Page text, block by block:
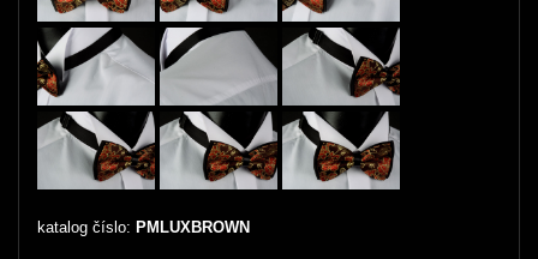
katalog číslo: PMLUXBROWN